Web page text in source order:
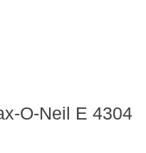
O-Neil E 4304